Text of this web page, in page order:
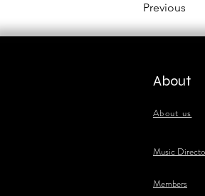
Previous
About
About us
​Music
​Members